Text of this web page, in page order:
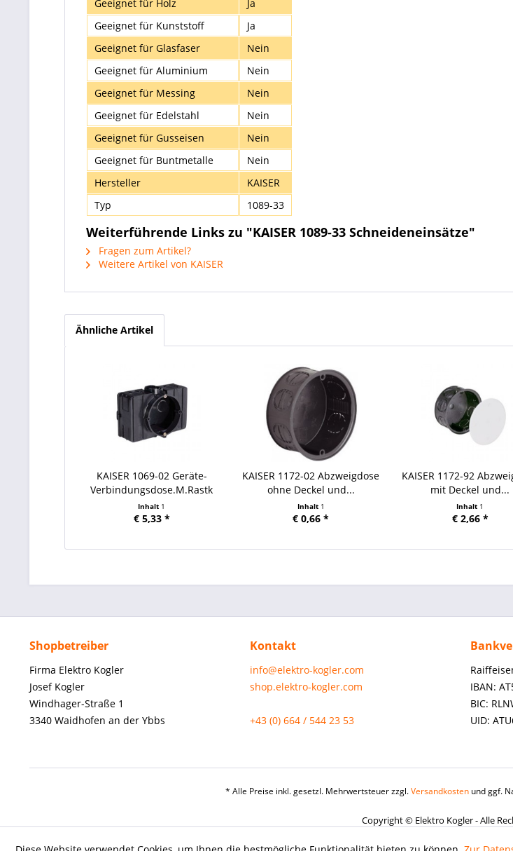
Geeignet für Holz
Ja
Geeignet für Kunststoff
Ja
Geeignet für Glasfaser
Nein
Geeignet für Aluminium
Nein
Geeignet für Messing
Nein
Geeignet für Edelstahl
Nein
Geeignet für Gusseisen
Nein
Geeignet für Buntmetalle
Nein
Hersteller
KAISER
Typ
1089-33
Weiterführende Links zu "KAISER 1089-33 Schneideneinsätze"
Fragen zum Artikel?
Weitere Artikel von KAISER
Ähnliche Artikel
KAISER 1069-02 Geräte-
Verbindungsdose.M.Rastk
Inhalt 1
€ 5,33 *
KAISER 1172-02 Abzweigdose
ohne Deckel und...
Inhalt 1
€ 0,66 *
KAISER 1172-92
mit Deckel und...
Inhalt 1
€ 2,66 *
Shopbetreiber
Firma Elektro Kogler
Josef Kogler
Windhager-Straße 1
3340 Waidhofen an der Ybbs
Kontakt
info@elektro-kogler.com
shop.elektro-kogler.com
+43 (0) 664 / 544 23 53
IBAN:
BIC:
UID:
* Alle Preise inkl. gesetzl. Mehrwertsteuer zzgl.Versandkostenund ggf.
Copyright © Elektro Kogler - Alle